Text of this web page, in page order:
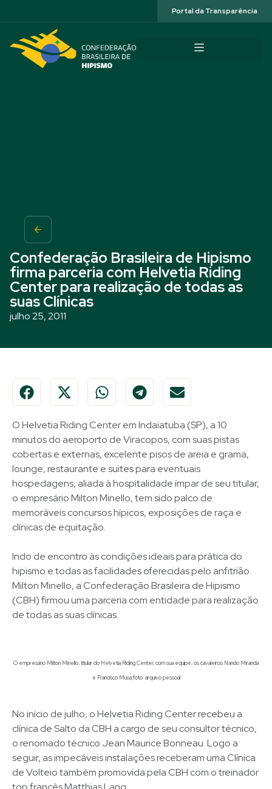
Portal da Transparência
Confederação Brasileira de Hipismo
firma parceria com Helvetia Riding
Center para realização de todas as
suas Clínicas
julho 25, 2011
O Helvetia Riding Center em Indaiatuba (SP), a 10
minutos do aeroporto de Viracopos, com suas pistas
cobertas e externas, excelente pisos de areia e grama,
lounge, restaurante e suites para eventuais
hospedagens, aliada à hospitalidade ímpar de seu titular,
o empresário Milton Minello, tem sido palco de
memoráveis concursos hípicos, exposições de raça e
clínicas de equitação.
Indo de encontro às condições ideais para prática do
hipismo e todas as facilidades oferecidas pelo anfitrião
Milton Minello, a Confederação Brasileira de Hipismo
(CBH) firmou uma parceria com entidade para realização
de todas as suas clínicas.
O empresário Milton Minello, titular do Helvetia Riding Center, com sua equipe, os cavaleiros Nando Miranda
e Francisco Musa;foto: arquivo pessoal
No início de julho, o Helvetia Riding Center recebeu a
clínica de Salto da CBH a cargo de seu consultor técnico,
o renomado técnico Jean Maurice Bonneau. Logo a
seguir, as impecáveis instalações receberam uma Clínica
de Volteio também promovida pela CBH com o treinador